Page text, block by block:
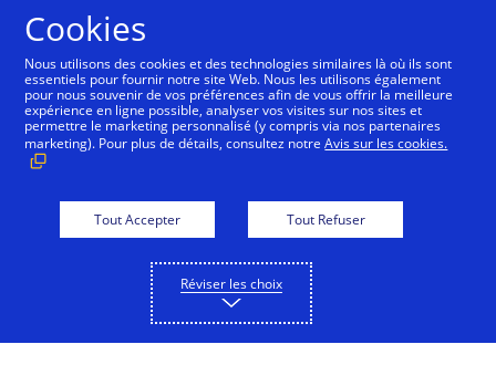
Français
Cookies
Nous utilisons des cookies et des technologies similaires là où ils sont
essentiels pour fournir notre site Web. Nous les utilisons également
pour nous souvenir de vos préférences afin de vous offrir la meilleure
expérience en ligne possible, analyser vos visites sur nos sites et
permettre le marketing personnalisé (y compris via nos partenaires
marketing). Pour plus de détails, consultez notreAvis sur les cookies.
Tout Accepter Tout Refuser
Réviser les choix